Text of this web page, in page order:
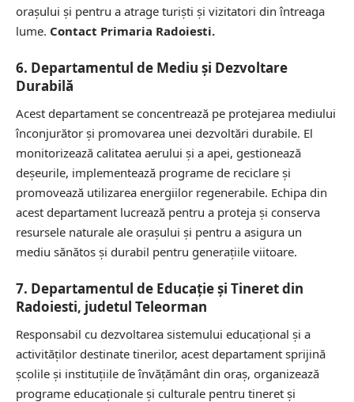
orașului și pentru a atrage turiști și vizitatori din întreaga
lume. Contact Primaria Radoiesti.
6. Departamentul de Mediu și Dezvoltare
Durabilă
Acest departament se concentrează pe protejarea mediului
înconjurător și promovarea unei dezvoltări durabile. El
monitorizează calitatea aerului și a apei, gestionează
deșeurile, implementează programe de reciclare și
promovează utilizarea energiilor regenerabile. Echipa din
acest departament lucrează pentru a proteja și conserva
resursele naturale ale orașului și pentru a asigura un
mediu sănătos și durabil pentru generațiile viitoare.
7. Departamentul de Educație și Tineret din
Radoiesti, judetul Teleorman
Responsabil cu dezvoltarea sistemului educațional și a
activităților destinate tinerilor, acest departament sprijină
școlile și instituțiile de învățământ din oraș, organizează
programe educaționale și culturale pentru tineret și